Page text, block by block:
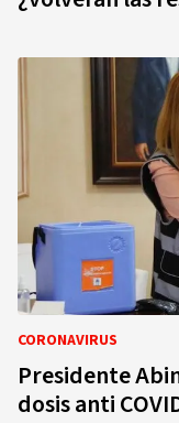
CORONAVIRUS
Presidente
dosis anti